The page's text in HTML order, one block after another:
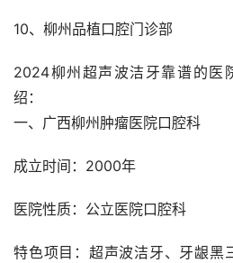
10、柳州品植口腔门诊部
2024柳州超声波洁牙靠谱的医
绍：
一、广西柳州肿瘤医院口腔科
成立时间：2000年
医院性质：公立医院口腔科
特色项目：超声波洁牙、牙龈黑